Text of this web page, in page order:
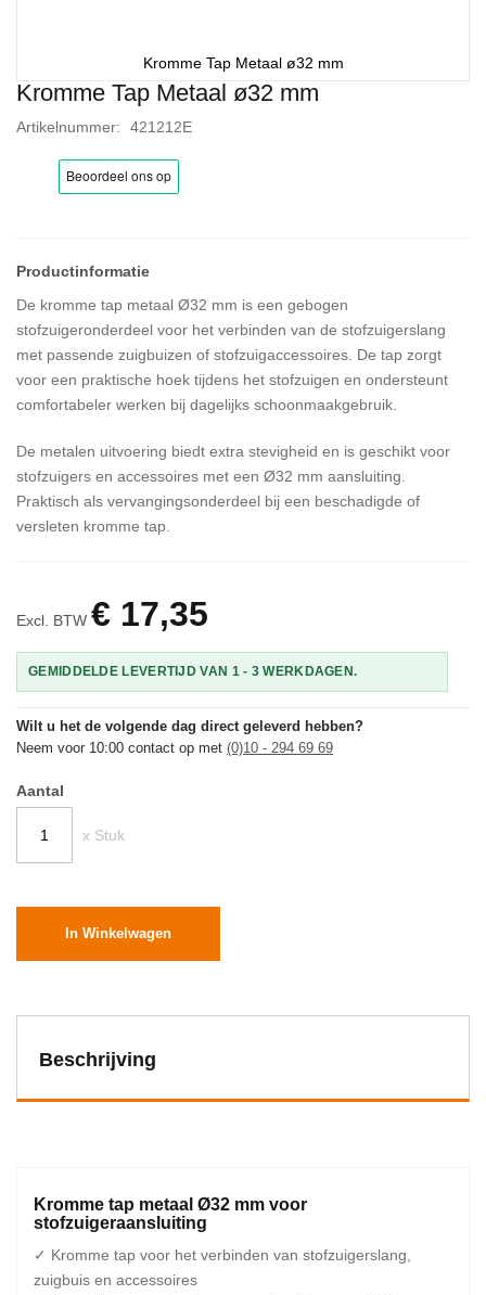
Kromme Tap Metaal ø32 mm
Artikelnummer 421212E
De kromme tap metaal Ø32 mm is een gebogen
stofzuigeronderdeel voor het verbinden van de stofzuigerslang
met passende zuigbuizen of stofzuigaccessoires. De tap zorgt
voor een praktische hoek tijdens het stofzuigen en ondersteunt
comfortabeler werken bij dagelijks schoonmaakgebruik.
De metalen uitvoering biedt extra stevigheid en is geschikt voor
stofzuigers en accessoires met een Ø32 mm aansluiting.
Praktisch als vervangingsonderdeel bij een beschadigde of
versleten kromme tap.
Excl. BTW € 17,35
GEMIDDELDE LEVERTIJD VAN 1 - 3 WERKDAGEN.
Wilt u het de volgende dag direct geleverd hebben?
Neem voor 10:00 contact op met (0)10 - 294 69 69
Aantal
x Stuk
In Winkelwagen
Kromme Tap Metaal ø32 mm
Ga
het
Beschrijving
Kromme tap metaal Ø32 mm voor
stofzuigeraansluiting
✓ Kromme tap voor het verbinden van stofzuigerslang,
zuigbuis en accessoires